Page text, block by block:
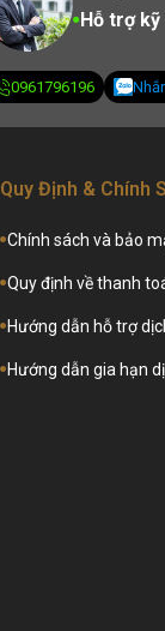
Hỗ trợ
0961796196
Quy Định & Chính
Chính sách và bảo
Quy định về thanh
Hướng dẫn hỗ trợ
Hướng dẫn gia hạn